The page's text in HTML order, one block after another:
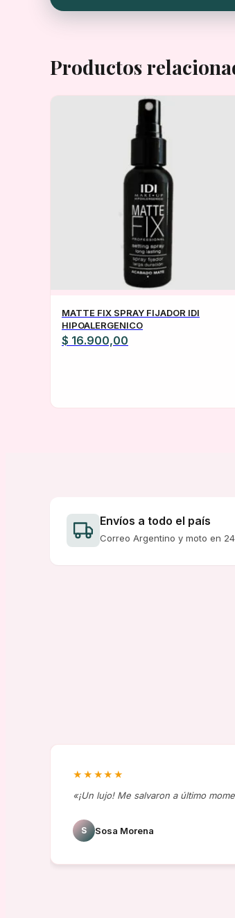
Productos
MATTE FIX SPRAY FIJADOR IDI
HIPOALERGENICO
$ 16.900,00
Envíos a todo el país
Correo Argentino y moto en
★★★★★
«¡Un lujo! Me salvaron a último
S Sosa Morena